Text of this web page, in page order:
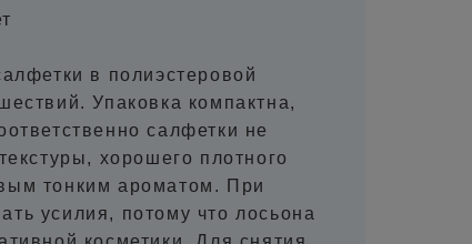
в полиэстеровой
Упаковка компактна,
салфетки не
хорошего плотного
тонким ароматом. При
усилия, потому что лосьона